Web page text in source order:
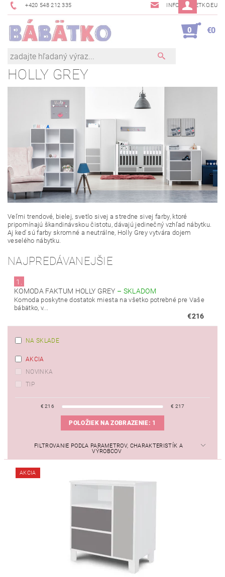
+420 548 212 335 INFO@BABETKO.EU
0 €0
HOLLY GREY
Veľmi trendové, bielej, svetlo sivej a stredne sivej farby, ktoré
pripomínajú škandinávskou čistotu, dávajú jedinečný vzhľad nábytku.
Aj keď sú farby skromné a neutrálne, Holly Grey vytvára dojem
veselého nábytku.
NAJPREDÁVANEJŠIE
1.
KOMODA FAKTUM HOLLY GREY – SKLADOM
Komoda poskytne dostatok miesta na všetko potrebné pre Vaše
bábätko, v...
€216
NA SKLADE
AKCIA
NOVINKA
TIP
€216 € 217
POLOŽIEK NA ZOBRAZENIE: 1
FILTROVANIE PODĽA PARAMETROV, CHARAKTERISTÍK A
VÝROBCOV
AKCIA